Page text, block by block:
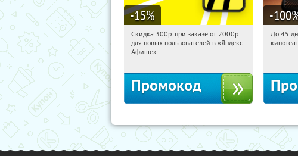
-15%
19:18:29 Получили:65
Россия
Скидка 300р. при заказе от 2000р.
для новых пользователей в «Яндекс
Афише»
Промокод
-100
До 45